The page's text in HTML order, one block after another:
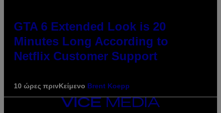
GTA 6 Extended Look is 20
Minutes Long According to
Netflix Customer Support
10 ώρες πρινΚείμενο Brent Koepp
VICE
MEDIA